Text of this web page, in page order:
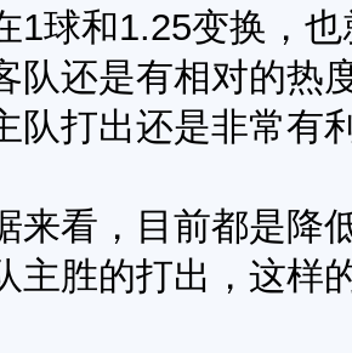
1球和1.25变换，
队还是有相对的热
队打出还是非常有
来看，目前都是降
主胜的打出，这样